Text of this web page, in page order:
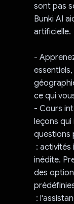
sont pas
Bunki AI
artificielle.
-
ce qui
- Cours
leçons
questions
: activités
inédite.
des
: